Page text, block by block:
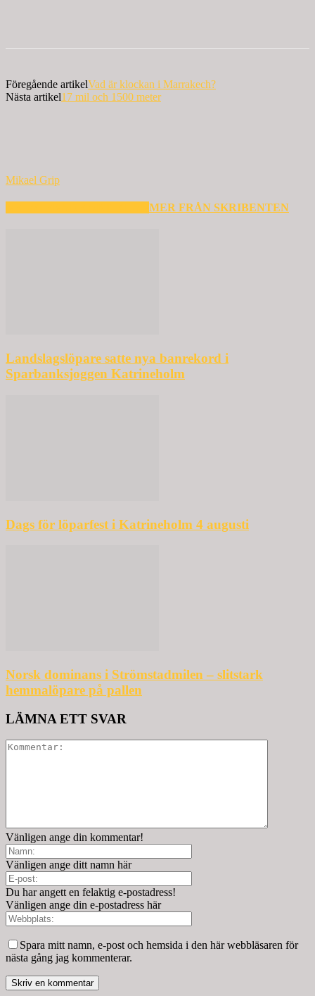
Föregående artikelVad är klockan i Marrakech?
Nästa artikel17 mil och 1500 meter
Mikael Grip
MER FRÅN SKRIBENTEN
Landslagslöpare satte nya banrekord i
Sparbanksjoggen Katrineholm
Dags för löparfest i Katrineholm 4 augusti
Norsk dominans i Strömstadmilen – slitstark
hemmalöpare på pallen
LÄMNA ETT SVAR
Vänligen ange din kommentar!
Vänligen ange ditt namn här
Du har angett en felaktig e-postadress!
Vänligen ange din e-postadress här
Spara mitt namn, e-post och hemsida i den här webbläsaren för
nästa gång jag kommenterar.